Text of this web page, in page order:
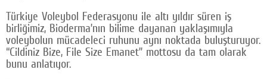
Türkiye Voleybol Federasyonu ile altı yıldır süren iş
birliğimiz, Bioderma’nın bilime dayanan yaklaşımıyla
voleybolun mücadeleci ruhunu aynı noktada buluşturuyor.
“Cildiniz Bize, File Size Emanet” mottosu da tam olarak
bunu anlatıyor.